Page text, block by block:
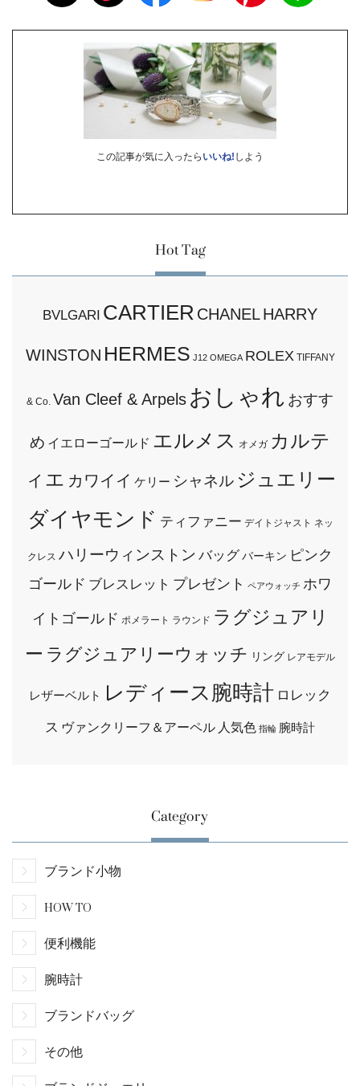
この記事が気に入ったら いいね! しよう
Hot Tag
BVLGARI CARTIER CHANELHARRY
WINSTON HERMES J12 OMEGA ROLEX TIFFANY
& Co. Van Cleef & Arpels おしゃれ おすす
め イエローゴールド エルメス オメガ カルテ
ィエ カワイイ ケリー シャネル ジュエリー
ダイヤモンド ティファニー デイトジャスト ネッ
クレス ハリーウィンストン バッグ バーキン ピンク
ゴールド ブレスレット プレゼント ペアウォッチ ホワ
イトゴールド ポメラート ラウンド ラグジュアリ
ー ラグジュアリーウォッチ リング レアモデル
レザーベルト レディース腕時計 ロレック
ス ヴァンクリーフ＆アーペル 人気色 指輪 腕時計
Category
ブランド小物
HOW TO
便利機能
腕時計
ブランドバッグ
その他